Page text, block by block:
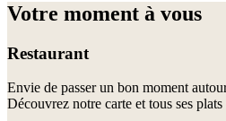
Votre moment à vous
Restaurant
Envie de passer un bon moment
Découvrez notre carte et tous ses